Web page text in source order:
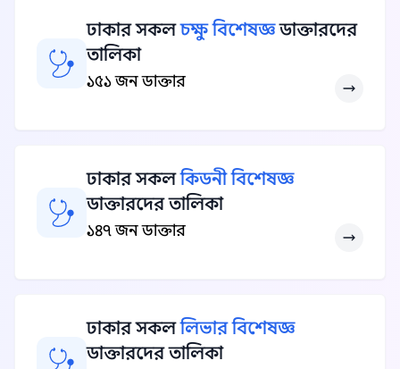
ঢাকার সকলচক্ষু বিশেষজ্ঞডাক্তারদের
তালিকা
১৫১ জন ডাক্তার
ঢাকার সকলকিডনী বিশেষজ্ঞ
ডাক্তারদের তালিকা
১৪৭ জন ডাক্তার
ঢাকার সকললিভার বিশেষজ্ঞ
ডাক্তারদের তালিকা